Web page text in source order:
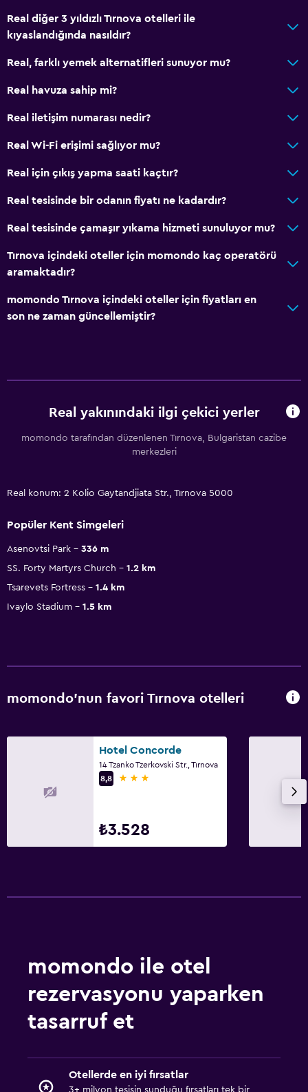
Real diğer 3 yıldızlı Tırnova otelleri ile
kıyaslandığında nasıldır?
Real, farklı yemek alternatifleri sunuyor mu?
Real havuza sahip mi?
Real iletişim numarası nedir?
Real Wi-Fi erişimi sağlıyor mu?
Real için çıkış yapma saati kaçtır?
Real tesisinde bir odanın fiyatı ne kadardır?
Real tesisinde çamaşır yıkama hizmeti sunuluyor mu?
Tırnova içindeki oteller için momondo kaç operatörü
aramaktadır?
momondo Tırnova içindeki oteller için fiyatları en
son ne zaman güncellemiştir?
Real yakınındaki ilgi çekici yerler
momondo tarafından düzenlenen Tırnova, Bulgaristan cazibe
merkezleri
Real konum: 2 Kolio Gaytandjiata Str., Tırnova 5000
Popüler Kent Simgeleri
Asenovtsi Park
336 m
SS. Forty Martyrs Church
1.2 km
Tsarevets Fortress
1.4 km
Ivaylo Stadium
1.5 km
momondo'nun favori Tırnova otelleri
Hotel Concorde
14 Tzanko Tzerkovski Str., Tırnova
8,8
3 yıldız
₺3.528
momondo ile otel
rezervasyonu yaparken
tasarruf et
Otellerde en iyi fırsatlar
3+ milyon tesisin sunduğu fırsatları tek bir